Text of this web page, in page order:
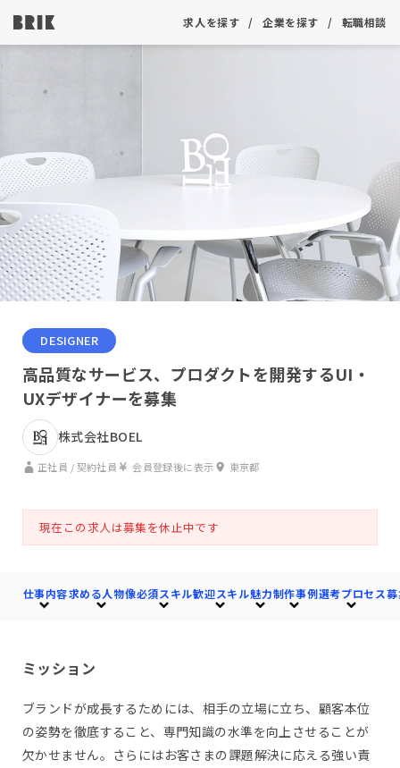
求人を探す 企業を探す 転職相談
DESIGNER
高品質なサービス、プロダクトを開発するUI・
UXデザイナーを募集
株式会社BOEL
正社員 / 契約社員 会員登録後に表示 東京都
現在この求人は募集を休止中です
仕事内容求める人物像必須スキル歓迎スキル魅力制作事例選考プロセス
ミッション
ブランドが成長するためには、相手の立場に立ち、顧客本位
の姿勢を徹底すること、専門知識の水準を向上させることが
欠かせません。さらにはお客さまの課題解決に応える強い責